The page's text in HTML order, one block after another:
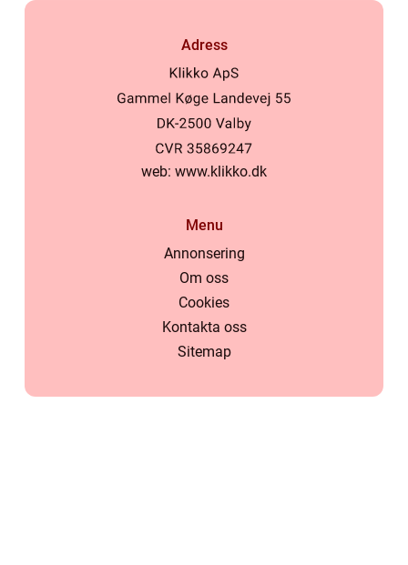
Adress
web: www.klikko.dk
Menu
Annonsering
Om oss
Cookies
Kontakta oss
Sitemap